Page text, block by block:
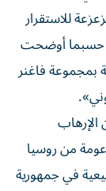
للاستقرار
حسبما أوضحت
بمجموعة فاغنر
الإرهاب
من روسيا
في جمهورية